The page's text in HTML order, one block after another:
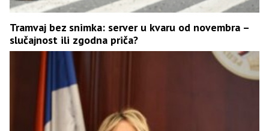
Tramvaj bez snimka: server u kvaru od novembra –
slučajnost ili zgodna priča?